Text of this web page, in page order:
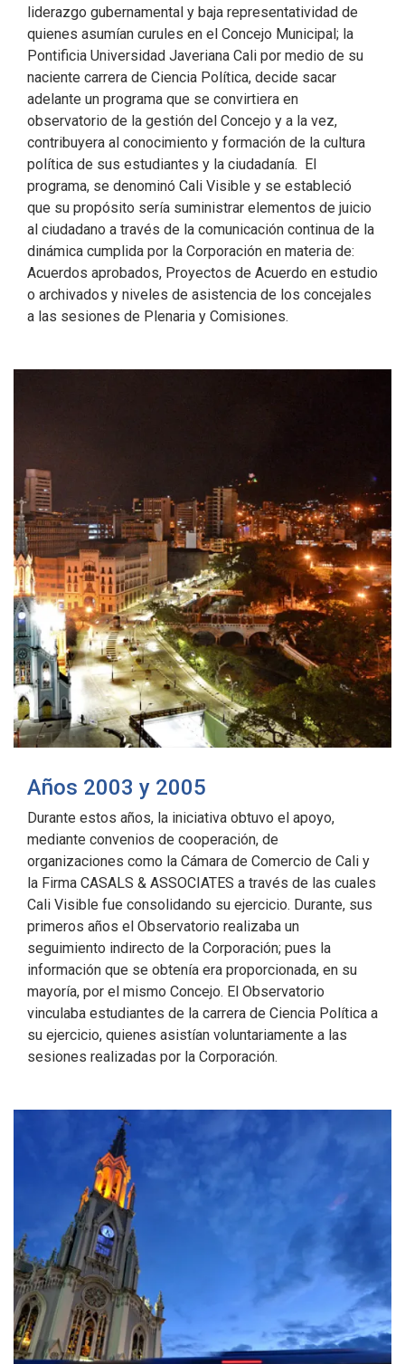
liderazgo gubernamental y baja representatividad de
quienes asumían curules en el Concejo Municipal; la
Pontificia Universidad Javeriana Cali por medio de su
naciente carrera de Ciencia Política, decide sacar
adelante un programa que se convirtiera en
observatorio de la gestión del Concejo y a la vez,
contribuyera al conocimiento y formación de la cultura
política de sus estudiantes y la ciudadanía. El
programa, se denominó Cali Visible y se estableció
que su propósito sería suministrar elementos de juicio
al ciudadano a través de la comunicación continua de la
dinámica cumplida por la Corporación en materia de:
Acuerdos aprobados, Proyectos de Acuerdo en estudio
o archivados y niveles de asistencia de los concejales
a las sesiones de Plenaria y Comisiones.
Años 2003 y 2005
Durante estos años, la iniciativa obtuvo el apoyo,
mediante convenios de cooperación, de
organizaciones como la Cámara de Comercio de Cali y
la Firma CASALS & ASSOCIATES a través de las cuales
Cali Visible fue consolidando su ejercicio. Durante, sus
primeros años el Observatorio realizaba un
seguimiento indirecto de la Corporación; pues la
información que se obtenía era proporcionada, en su
mayoría, por el mismo Concejo. El Observatorio
vinculaba estudiantes de la carrera de Ciencia Política a
su ejercicio, quienes asistían voluntariamente a las
sesiones realizadas por la Corporación.